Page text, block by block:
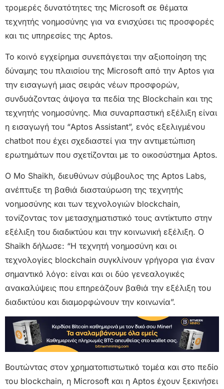
τρομερές δυνατότητες της Microsoft σε θέματα
τεχνητής νοημοσύνης για να ενισχύσει τις προσφορές
και τις υπηρεσίες της Aptos.
Το κοινό εγχείρημα συνεπάγεται την αξιοποίηση της
δύναμης του πλαισίου της Microsoft από την Aptos για
την εισαγωγή μιας σειράς νέων προσφορών,
συνδυάζοντας άψογα τα πεδία της Blockchain και της
τεχνητής νοημοσύνης. Μια συναρπαστική εξέλιξη είναι
η εισαγωγή του “Aptos Assistant”, ενός εξελιγμένου
chatbot που έχει σχεδιαστεί για την αντιμετώπιση
ερωτημάτων που σχετίζονται με το οικοσύστημα Aptos.
Ο Mo Shaikh, διευθύνων σύμβουλος της Aptos Labs,
ανέπτυξε τη βαθιά διασταύρωση της τεχνητής
νοημοσύνης και των τεχνολογιών blockchain,
τονίζοντας τον μετασχηματιστικό τους αντίκτυπο στην
εξέλιξη του διαδικτύου και την κοινωνική εξέλιξη. Ο
Shaikh δήλωσε: “Η τεχνητή νοημοσύνη και οι
τεχνολογίες blockchain συγκλίνουν γρήγορα για έναν
σημαντικό λόγο: είναι και οι δύο γενεαλογικές
ανακαλύψεις που επηρεάζουν βαθιά την εξέλιξη του
διαδικτύου και διαμορφώνουν την κοινωνία”.
Βουτώντας στον χρηματοπιστωτικό τομέα και στο πεδίο
του blockchain, η Microsoft και η Aptos έχουν ξεκινήσει